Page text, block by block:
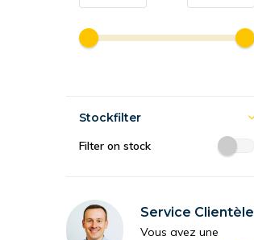
Stockfilter
Filter on stock
Service Clientèle
Vous avez une